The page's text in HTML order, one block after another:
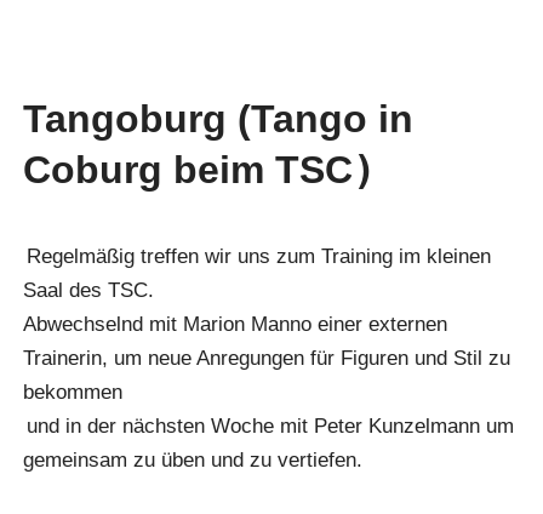
Tangoburg (Tango in
Coburg beim TSC)
Regelmäßig treffen wir uns zum Training im kleinen
Saal des TSC.
Abwechselnd mit Marion Manno einer externen
Trainerin, um neue Anregungen für Figuren und Stil zu
bekommen
und in der nächsten Woche mit Peter Kunzelmann um
gemeinsam zu üben und zu vertiefen.